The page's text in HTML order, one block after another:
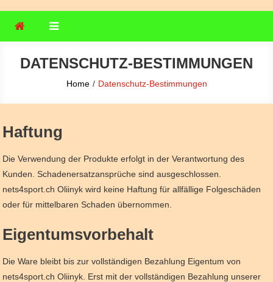
DATENSCHUTZ-BESTIMMUNGEN
Home Datenschutz-Bestimmungen
Haftung
Die Verwendung der Produkte erfolgt in der Verantwortung des
Kunden. Schadenersatzansprüche sind ausgeschlossen.
nets4sport.ch Oliinyk wird keine Haftung für allfällige Folgeschäden
oder für mittelbaren Schaden übernommen.
Eigentumsvorbehalt
Die Ware bleibt bis zur vollständigen Bezahlung Eigentum von
nets4sport.ch Oliinyk. Erst mit der vollständigen Bezahlung unserer